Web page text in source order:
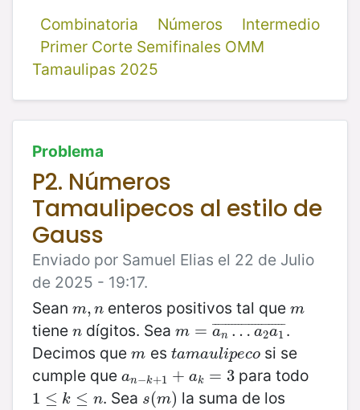
Combinatoria
Números
Intermedio
Primer Corte Semifinales OMM
Tamaulipas 2025
Problema
P2. Números
Tamaulipecos al estilo de
Gauss
Enviado por Samuel Elias el 22 de Julio
de 2025 - 19:17.
Sean m, n
m,n enteros positivos tal quem
m
tiene n
n dígitos. Seam = an …a2a1
¯ ¯
¯¯¯¯¯¯¯¯¯¯¯¯¯¯¯¯¯¯¯¯
m=a n…a2a1¯
.
Decimos que m
m es tamaulipeco
tamaulipecosi se
cumple que an−k+1 + ak = 3
an−k+ 1+ ak=3
para todo
1 ≤ k ≤ n
1 ≤k ≤n . Sea s(m)
s(m) la suma de los